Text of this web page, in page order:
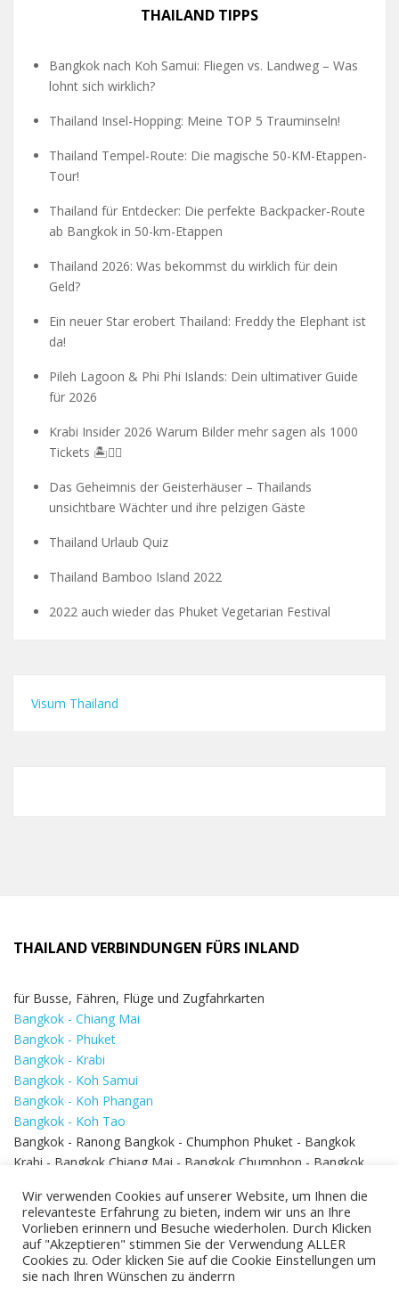
THAILAND TIPPS
Bangkok nach Koh Samui: Fliegen vs. Landweg – Was
lohnt sich wirklich?
Thailand Insel-Hopping: Meine TOP 5 Trauminseln!
Thailand Tempel-Route: Die magische 50-KM-Etappen-
Tour!
Thailand für Entdecker: Die perfekte Backpacker-Route
ab Bangkok in 50-km-Etappen
Thailand 2026: Was bekommst du wirklich für dein
Geld?
Ein neuer Star erobert Thailand: Freddy the Elephant ist
da!
Pileh Lagoon & Phi Phi Islands: Dein ultimativer Guide
für 2026
Krabi Insider 2026 Warum Bilder mehr sagen als 1000
Tickets 🏝️🧗‍♂️
Das Geheimnis der Geisterhäuser – Thailands
unsichtbare Wächter und ihre pelzigen Gäste
Thailand Urlaub Quiz
Thailand Bamboo Island 2022
2022 auch wieder das Phuket Vegetarian Festival
Visum Thailand
THAILAND VERBINDUNGEN FÜRS INLAND
für Busse, Fähren, Flüge und Zugfahrkarten
Bangkok - Chiang Mai
Bangkok - Phuket
Bangkok - Krabi
Bangkok - Koh Samui
Bangkok - Koh Phangan
Bangkok - Koh Tao
Bangkok - Ranong Bangkok - Chumphon Phuket - Bangkok
Krabi - Bangkok Chiang Mai - Bangkok Chumphon - Bangkok
Bangkok - Hua Hin
Wir verwenden Cookies auf unserer Website, um Ihnen die
relevanteste Erfahrung zu bieten, indem wir uns an Ihre
Vorlieben erinnern und Besuche wiederholen. Durch Klicken
auf "Akzeptieren" stimmen Sie der Verwendung ALLER
Cookies zu. Oder klicken Sie auf die Cookie Einstellungen um
sie nach Ihren Wünschen zu änderrn